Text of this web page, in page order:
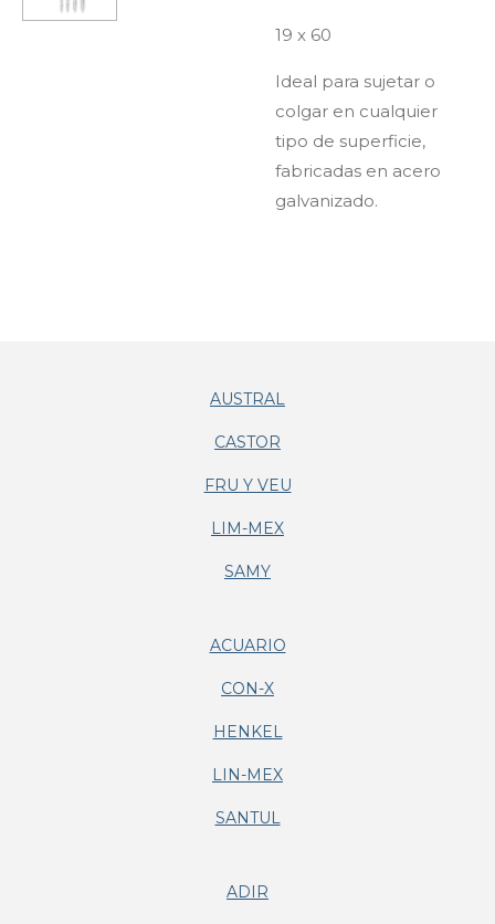
19 x 60
Ideal para sujetar o
colgar en cualquier
tipo de superficie,
fabricadas en acero
galvanizado.
AUSTRAL
CASTOR
FRU Y VEU
LIM-MEX
SAMY
ACUARIO
CON-X
HENKEL
LIN-MEX
SANTUL
ADIR